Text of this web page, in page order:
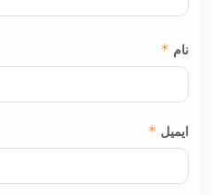
نام *
ایمیل *